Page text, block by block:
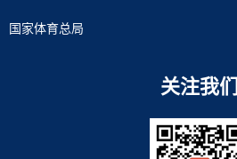
国家体育总局
关注我们